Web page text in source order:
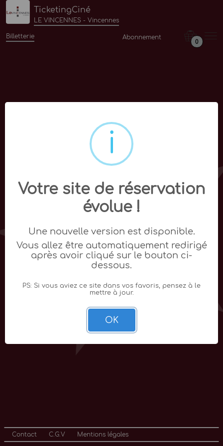
TicketingCiné
LE VINCENNES - Vincennes
Billetterie Abonnement
0
Contact C.G.V Mentions légales
Votre site de réservation
évolue !
Une nouvelle version est disponible.
Vous allez être automatiquement redirigé
après avoir cliqué sur le bouton ci-
dessous.
PS: Si vous aviez ce site dans vos favoris, pensez à le
mettre à jour.
OK